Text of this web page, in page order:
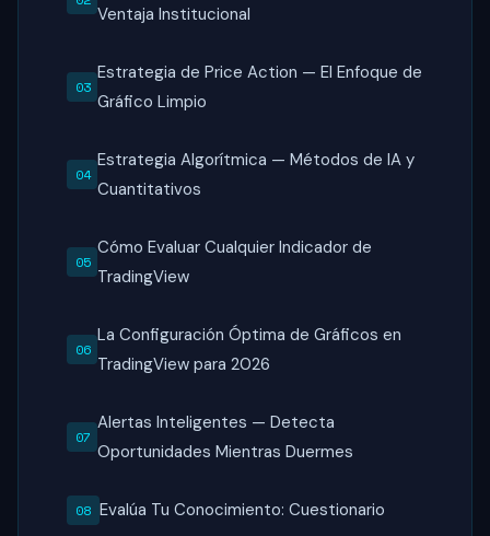
Ventaja Institucional
Estrategia de Price Action — El Enfoque de
Gráfico Limpio
Estrategia Algorítmica — Métodos de IA y
Cuantitativos
Cómo Evaluar Cualquier Indicador de
TradingView
La Configuración Óptima de Gráficos en
TradingView para 2026
Alertas Inteligentes — Detecta
Oportunidades Mientras Duermes
Evalúa Tu Conocimiento: Cuestionario